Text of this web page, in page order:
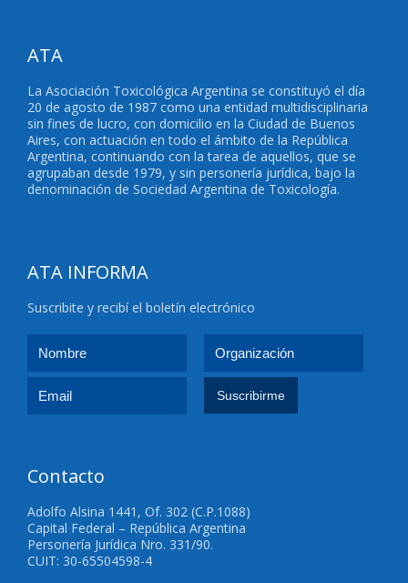
ATA
La Asociación Toxicológica Argentina se constituyó el día
20 de agosto de 1987 como una entidad multidisciplinaria
sin fines de lucro, con domicilio en la Ciudad de Buenos
Aires, con actuación en todo el ámbito de la República
Argentina, continuando con la tarea de aquellos, que se
agrupaban desde 1979, y sin personería jurídica, bajo la
denominación de Sociedad Argentina de Toxicología.
ATA INFORMA
Suscribite y recibí el boletín electrónico
Contacto
Adolfo Alsina 1441, Of. 302 (C.P.1088)
Capital Federal – República Argentina
Personería Jurídica Nro. 331/90.
CUIT: 30-65504598-4